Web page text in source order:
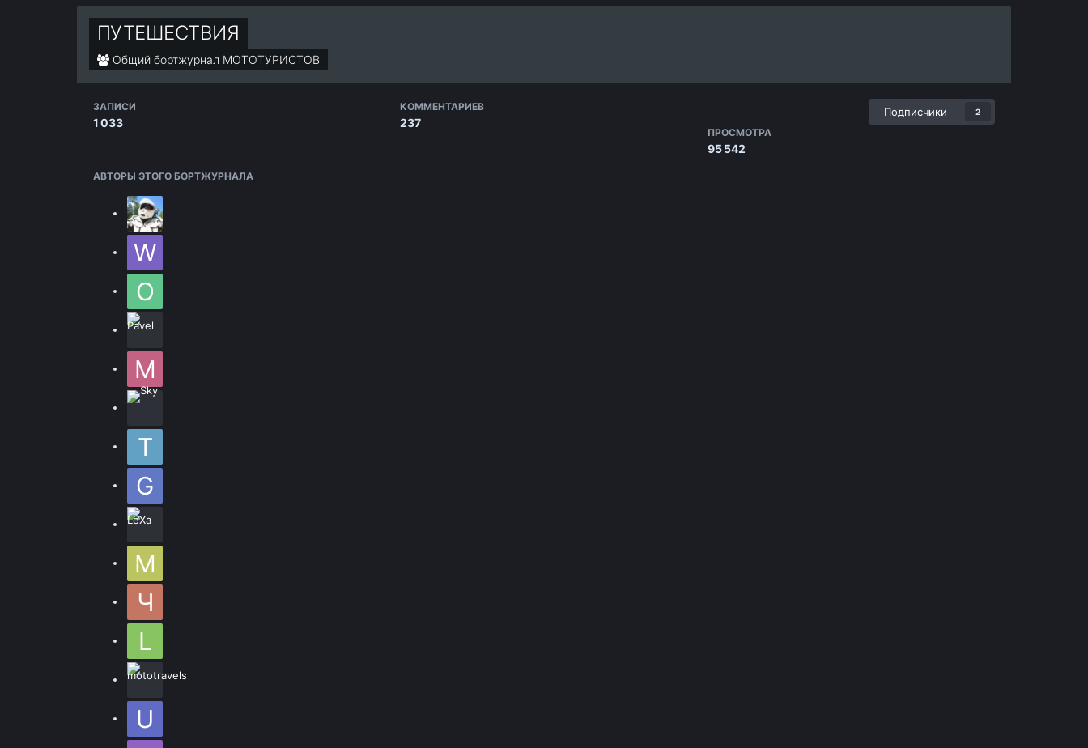
ПУТЕШЕСТВИЯ
Общий бортжурнал МОТОТУРИСТОВ
Подписчики 2
ЗАПИСИ
1 033
КОММЕНТАРИЕВ
237
ПРОСМОТРА
95 542
АВТОРЫ ЭТОГО БОРТЖУРНАЛА